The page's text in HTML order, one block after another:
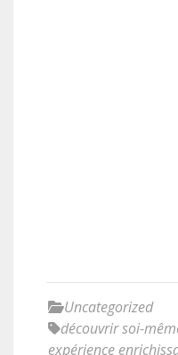
Uncategorized
découvrir soi-
expérience